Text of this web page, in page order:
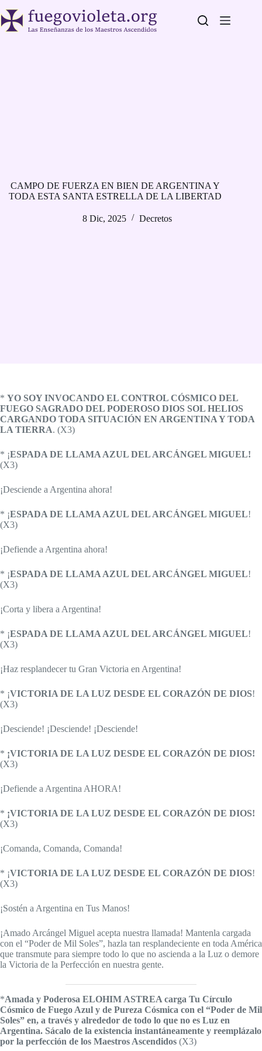
al
contenido
CAMPO DE FUERZA EN BIEN DE ARGENTINA Y
TODA ESTA SANTA ESTRELLA DE LA LIBERTAD
8 Dic, 2025 Decretos
* YO SOY INVOCANDO EL CONTROL CÓSMICO DEL
FUEGO SAGRADO DEL PODEROSO DIOS SOL HELIOS
CARGANDO TODA SITUACIÓN EN ARGENTINA Y TODA
LA TIERRA. (X3)
* ¡ESPADA DE LLAMA AZUL DEL ARCÁNGEL MIGUEL!
(X3)
¡Desciende a Argentina ahora!
* ¡ESPADA DE LLAMA AZUL DEL ARCÁNGEL MIGUEL!
(X3)
¡Defiende a Argentina ahora!
* ¡ESPADA DE LLAMA AZUL DEL ARCÁNGEL MIGUEL!
(X3)
¡Corta y libera a Argentina!
* ¡ESPADA DE LLAMA AZUL DEL ARCÁNGEL MIGUEL!
(X3)
¡Haz resplandecer tu Gran Victoria en Argentina!
* ¡VICTORIA DE LA LUZ DESDE EL CORAZÓN DE DIOS!
(X3)
¡Desciende! ¡Desciende! ¡Desciende!
* ¡VICTORIA DE LA LUZ DESDE EL CORAZÓN DE DIOS!
(X3)
¡Defiende a Argentina AHORA!
* ¡VICTORIA DE LA LUZ DESDE EL CORAZÓN DE DIOS!
(X3)
¡Comanda, Comanda, Comanda!
* ¡VICTORIA DE LA LUZ DESDE EL CORAZÓN DE DIOS!
(X3)
¡Sostén a Argentina en Tus Manos!
¡Amado Arcángel Miguel acepta nuestra llamada! Mantenla cargada
con el “Poder de Mil Soles”, hazla tan resplandeciente en toda América
que transmute para siempre todo lo que no ascienda a la Luz o demore
la Victoria de la Perfección en nuestra gente.
*Amada y Poderosa ELOHIM ASTREA carga Tu Círculo
Cósmico de Fuego Azul y de Pureza Cósmica con el “Poder de Mil
Soles” en, a través y alrededor de todo lo que no es Luz en
Argentina. Sácalo de la existencia instantáneamente y reemplázalo
por la perfección de los Maestros Ascendidos (X3)